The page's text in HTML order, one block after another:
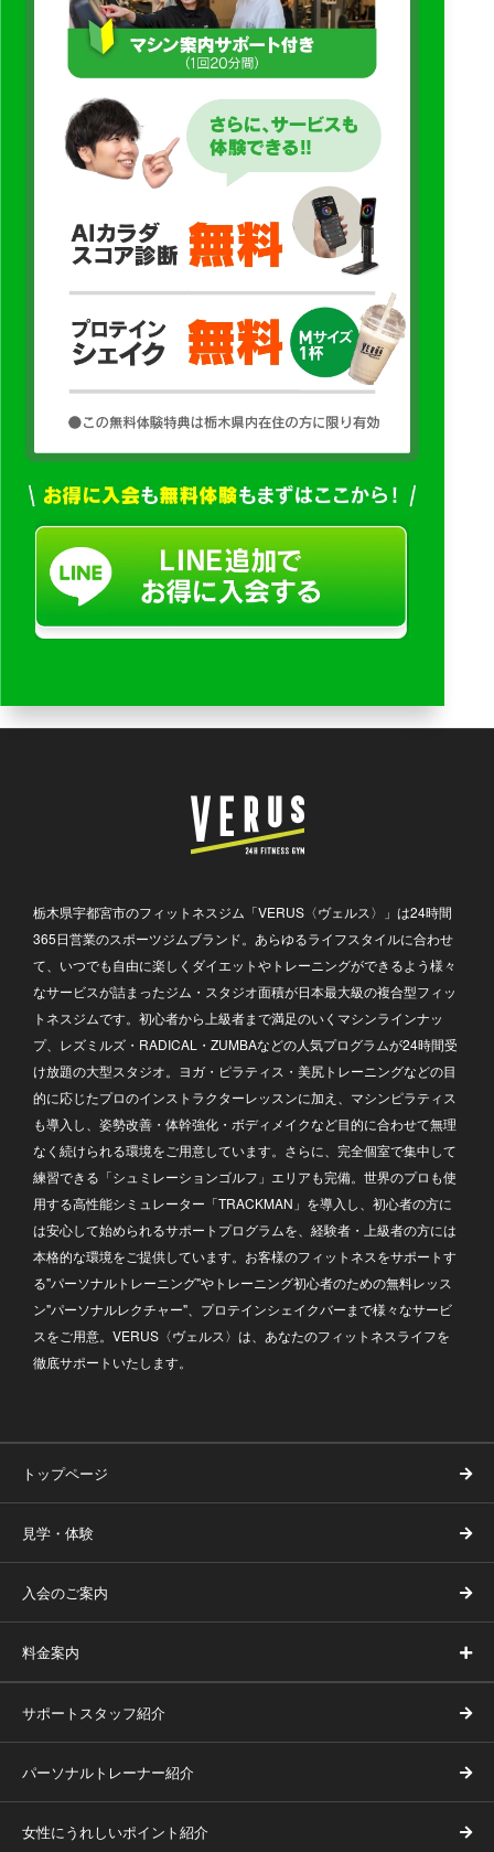
栃木県宇都宮市のフィットネスジム「VERUS〈ヴェルス〉」は24時間
365日営業のスポーツジムブランド。あらゆるライフスタイルに合わせ
て、いつでも自由に楽しくダイエットやトレーニングができるよう様々
なサービスが詰まったジム・スタジオ面積が日本最大級の複合型フィッ
トネスジムです。初心者から上級者まで満足のいくマシンラインナッ
プ、レズミルズ・RADICAL・ZUMBAなどの人気プログラムが24時間受
け放題の大型スタジオ。ヨガ・ピラティス・美尻トレーニングなどの目
的に応じたプロのインストラクターレッスンに加え、マシンピラティス
も導入し、姿勢改善・体幹強化・ボディメイクなど目的に合わせて無理
なく続けられる環境をご用意しています。さらに、完全個室で集中して
練習できる「シュミレーションゴルフ」エリアも完備。世界のプロも使
用する高性能シミュレーター「TRACKMAN」を導入し、初心者の方に
は安心して始められるサポートプログラムを、経験者・上級者の方には
本格的な環境をご提供しています。お客様のフィットネスをサポートす
る"パーソナルトレーニング"やトレーニング初心者のための無料レッス
ン"パーソナルレクチャー"、プロテインシェイクバーまで様々なサービ
スをご用意。VERUS〈ヴェルス〉は、あなたのフィットネスライフを
徹底サポートいたします。
トップページ
見学・体験
入会のご案内
料金案内
サポートスタッフ紹介
パーソナルトレーナー紹介
女性にうれしいポイント紹介